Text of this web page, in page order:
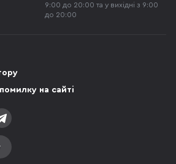
9:00 до 20:00 та у вихідні з 9:00
до 20:00
на сайті